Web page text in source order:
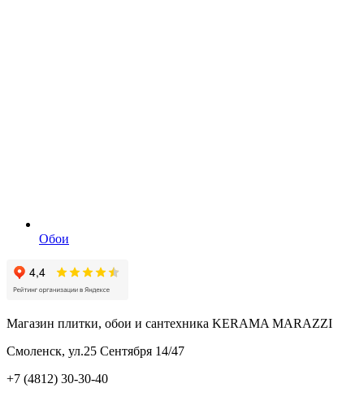
Обои
Магазин плитки, обои и сантехника KERAMA MARAZZI
Смоленск, ул.25 Сентября 14/47
+7 (4812) 30-30-40